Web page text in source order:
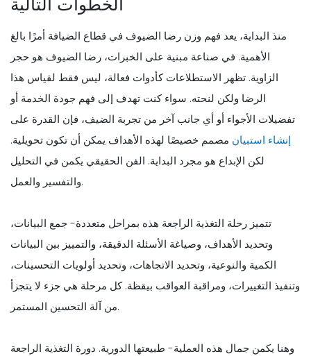
منذ البداية، يعد فهم وزن رضا الضيوف في قطاع الضيافة أمرًا بالغ
الأهمية. في صناعة مبنية على الخبرات، رضا الضيوف هو حجر
الزاوية. تظهر الاستطلاعات كأدوات فعالة، ليس فقط لقياس هذا
الرضا ولكن لنحته. سواء كنت تهدف إلى فهم جودة الخدمة أو
تفضيلات الأجواء أو أي جانب آخر من تجربة الضيف، فإن القدرة على
إنشاء استبيان مصمم خصيصًا لهذه الأهداف يمكن أن تكون تحويلية.
لكن الإبداع هو مجرد البداية. الفن الحقيقي يكمن في التحليل
والتفسير والعمل.
تتميز رحلة التغذية الراجعة هذه بمراحل متعددة- جمع البيانات،
وتحديد الأهداف، وصياغة الأسئلة الدقيقة، والتمييز بين البيانات
الكمية والنوعية، وتحديد الاتجاهات، وتحديد أولويات التحسينات،
وتنفيذ التغييرات، ومراقبة العواقب بيقظة. كل مرحلة هي جزء لا يتجزأ
من آلة التحسين المستمر.
وهنا يكمن جمال هذه العملية- طبيعتها الدورية. دورة التغذية الراجعة